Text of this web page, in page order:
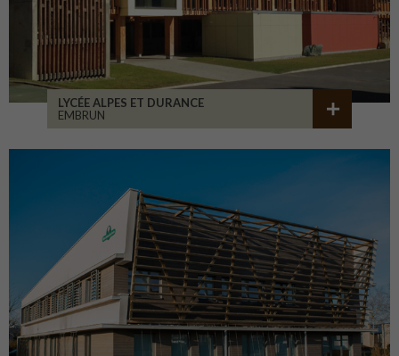
LYCÉE ALPES ET DURANCE
EMBRUN